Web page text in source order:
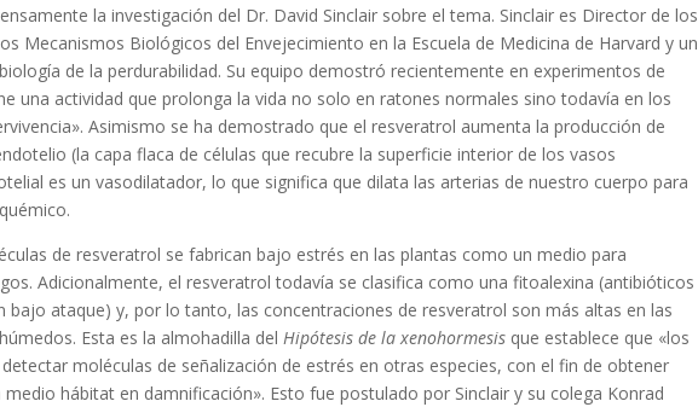
la investigación del Dr. David Sinclair sobre el tema. Sinclair es Director de los
Mecanismos Biológicos del Envejecimiento en la Escuela de Medicina de Harvard y un
de la perdurabilidad. Su equipo demostró recientemente en experimentos de
una actividad que prolonga la vida no solo en ratones normales sino todavía en los
Asimismo se ha demostrado que el resveratrol aumenta la producción de
(la capa flaca de células que recubre la superficie interior de los vasos
es un vasodilatador, lo que significa que dilata las arterias de nuestro cuerpo para
de resveratrol se fabrican bajo estrés en las plantas como un medio para
Adicionalmente, el resveratrol todavía se clasifica como una fitoalexina (antibióticos
bajo ataque) y, por lo tanto, las concentraciones de resveratrol son más altas en las
Esta es la almohadilla delHipótesis de la xenohormesis que establece que «los
moléculas de señalización de estrés en otras especies, con el fin de obtener
hábitat en damnificación». Esto fue postulado por Sinclair y su colega Konrad